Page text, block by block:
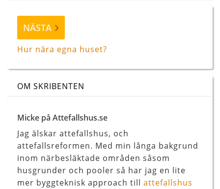
Nästa
inlägg
NÄSTA
Hur nära egna huset?
OM SKRIBENTEN
Micke på Attefallshus.se
Jag älskar attefallshus, och
attefallsreformen. Med min långa bakgrund
inom närbesläktade områden såsom
husgrunder och pooler så har jag en lite
mer byggteknisk approach till attefallshus